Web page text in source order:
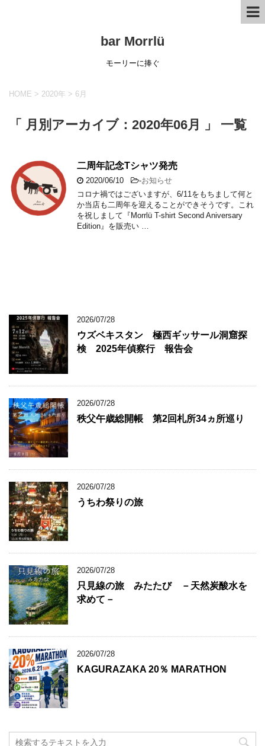
bar Morrlü
モーリーに捧ぐ
HOME > 2020年 > 6月
「 月別アーカイブ：2020年06月 」 一覧
二周年記念Tシャツ発売
2020/06/10 -お知らせ
コロナ禍ではございますが、6/11をもちまして何と
か当店も二周年を迎えることができそうです。これ
を祝しまして『Morrlü T-shirt Second Aniversary
Edition』を販売い …
2026/07/28
ウズベキスタン 極西ギッサール洞窟探
検 2025年偵察行 報告会
2026/07/28
秩父午歳総開帳 第2回札所34ヵ所巡り
2026/07/28
うちわ祭りの旅
2026/07/28
只見線の旅 みたたび －天然炭酸水を
求めて－
2026/07/28
KAGURAZAKA 20％ MARATHON